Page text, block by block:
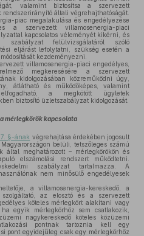
valamint biztosítsa a szervezett
általi végrehajthatóságát.
piac megalakulása és engedélyezése
a szervezett villamosenergia-piaci
kapcsolatos véleményét kikérni, és
felülvizsgálatáról szóló
eljárást lefolytatni, szükség esetén a
kezdeményezni.
villamosenergia-piaci engedélyes,
megkeresésére a szervezett
kidolgozásában közreműködni úgy,
átlátható és működőképes, valamint
elfogadható, a megkötött ügyletek
biztosító üzletszabályzat kidolgozását.
mérlegkörök kapcsolata
§-ának végrehajtása érdekében jogosult
belüli, tetszőleges számú
által meghatározott – mérlegkörökön és
elszámolási rendszert működtetni.
szabályzat tartalmazza. A
nem minősülő engedélyesek
a villamosenergia-kereskedő, a
az elosztó és a szervezett
köteles mérlegkört alakítani vagy
egyik mérlegkörhöz sem csatlakozik,
nagykereskedő köteles közüzemi
pontnak tartoznia kell egy
pont egyidejűleg csak egy mérlegkörhöz